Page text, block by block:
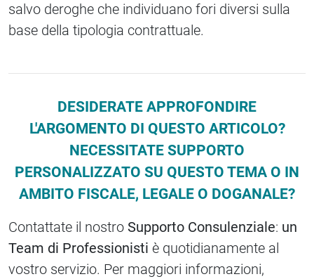
salvo deroghe che individuano fori diversi sulla
base della tipologia contrattuale.
DESIDERATE APPROFONDIRE
L'ARGOMENTO DI QUESTO ARTICOLO?
NECESSITATE SUPPORTO
PERSONALIZZATO SU QUESTO TEMA O IN
AMBITO FISCALE, LEGALE O DOGANALE?
Contattate il nostro Supporto Consulenziale: un
Team di Professionisti è quotidianamente al
vostro servizio. Per maggiori informazioni,